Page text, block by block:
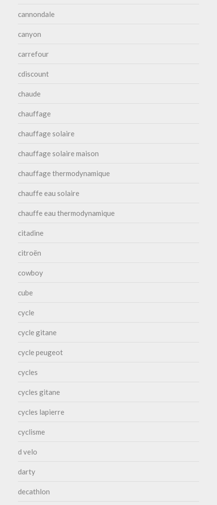
cannondale
canyon
carrefour
cdiscount
chaude
chauffage
chauffage solaire
chauffage solaire maison
chauffage thermodynamique
chauffe eau solaire
chauffe eau thermodynamique
citadine
citroën
cowboy
cube
cycle
cycle gitane
cycle peugeot
cycles
cycles gitane
cycles lapierre
cyclisme
d velo
darty
decathlon